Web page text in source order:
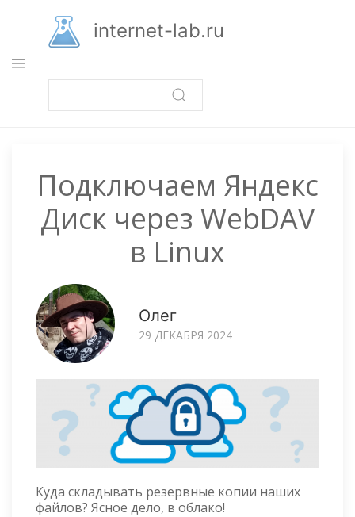
основному
содержанию
internet-lab.ru
Подключаем Яндекс
Диск через WebDAV
в Linux
Олег
29 ДЕКАБРЯ 2024
Куда складывать резервные копии наших
файлов? Ясное дело, в облако!